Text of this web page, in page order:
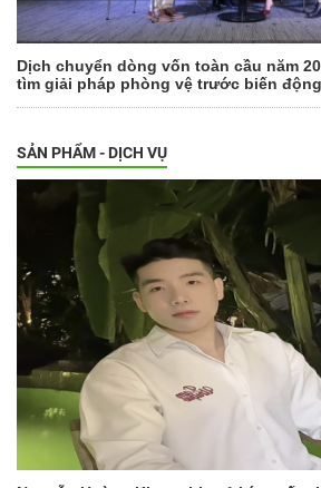
Dịch chuyển dòng vốn toàn cầu năm
tìm giải pháp phòng vệ trước biến
SẢN PHẨM - DỊCH VỤ